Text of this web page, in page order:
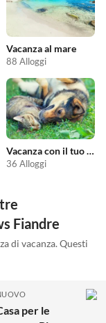
Vacanza al mare
88 Alloggi
Vacanza con il tuo animale domestico
36 Alloggi
Fiandre
di vacanza. Questi
per le